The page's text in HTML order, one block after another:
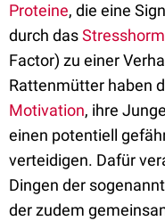
Proteine, die eine
durch das
Factor) zu einer
Rattenmütter haben
Motivation, ihre
einen potentiell
verteidigen. Dafür
Dingen der
der zudem